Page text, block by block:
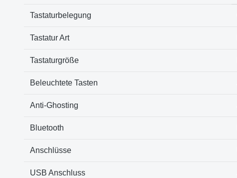
Tastaturbelegung
Tastatur Art
Tastaturgröße
Beleuchtete Tasten
Anti-Ghosting
Bluetooth
Anschlüsse
USB Anschluss